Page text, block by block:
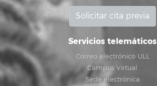
Solicitar cita previa
Servicios telemáticos
Correo electrónico ULL
Campus Virtual
Sede electrónica